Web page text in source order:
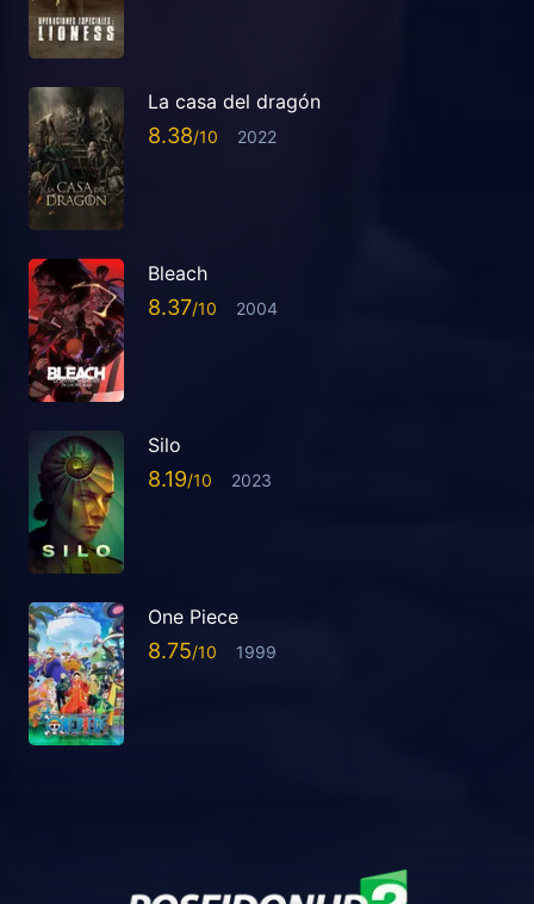
La casa del dragón
8.38 2022
Bleach
8.37 2004
Silo
8.19 2023
One Piece
8.75 1999